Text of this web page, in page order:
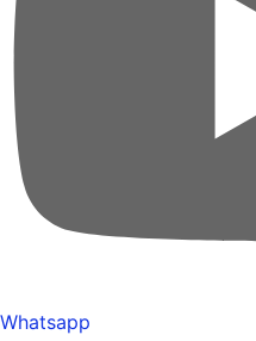
Whatsapp